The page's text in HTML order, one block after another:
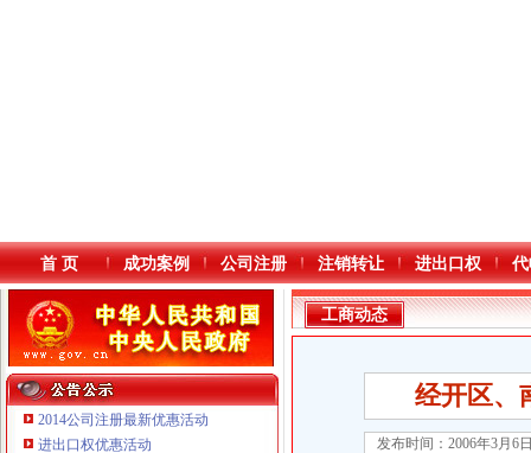
首 页 成功案例 公司注册 注销转让 进出口权
2014公司注册最新优惠活动
进出口权优惠活动
工商动态
经开区、
发布时间：2006年3月6